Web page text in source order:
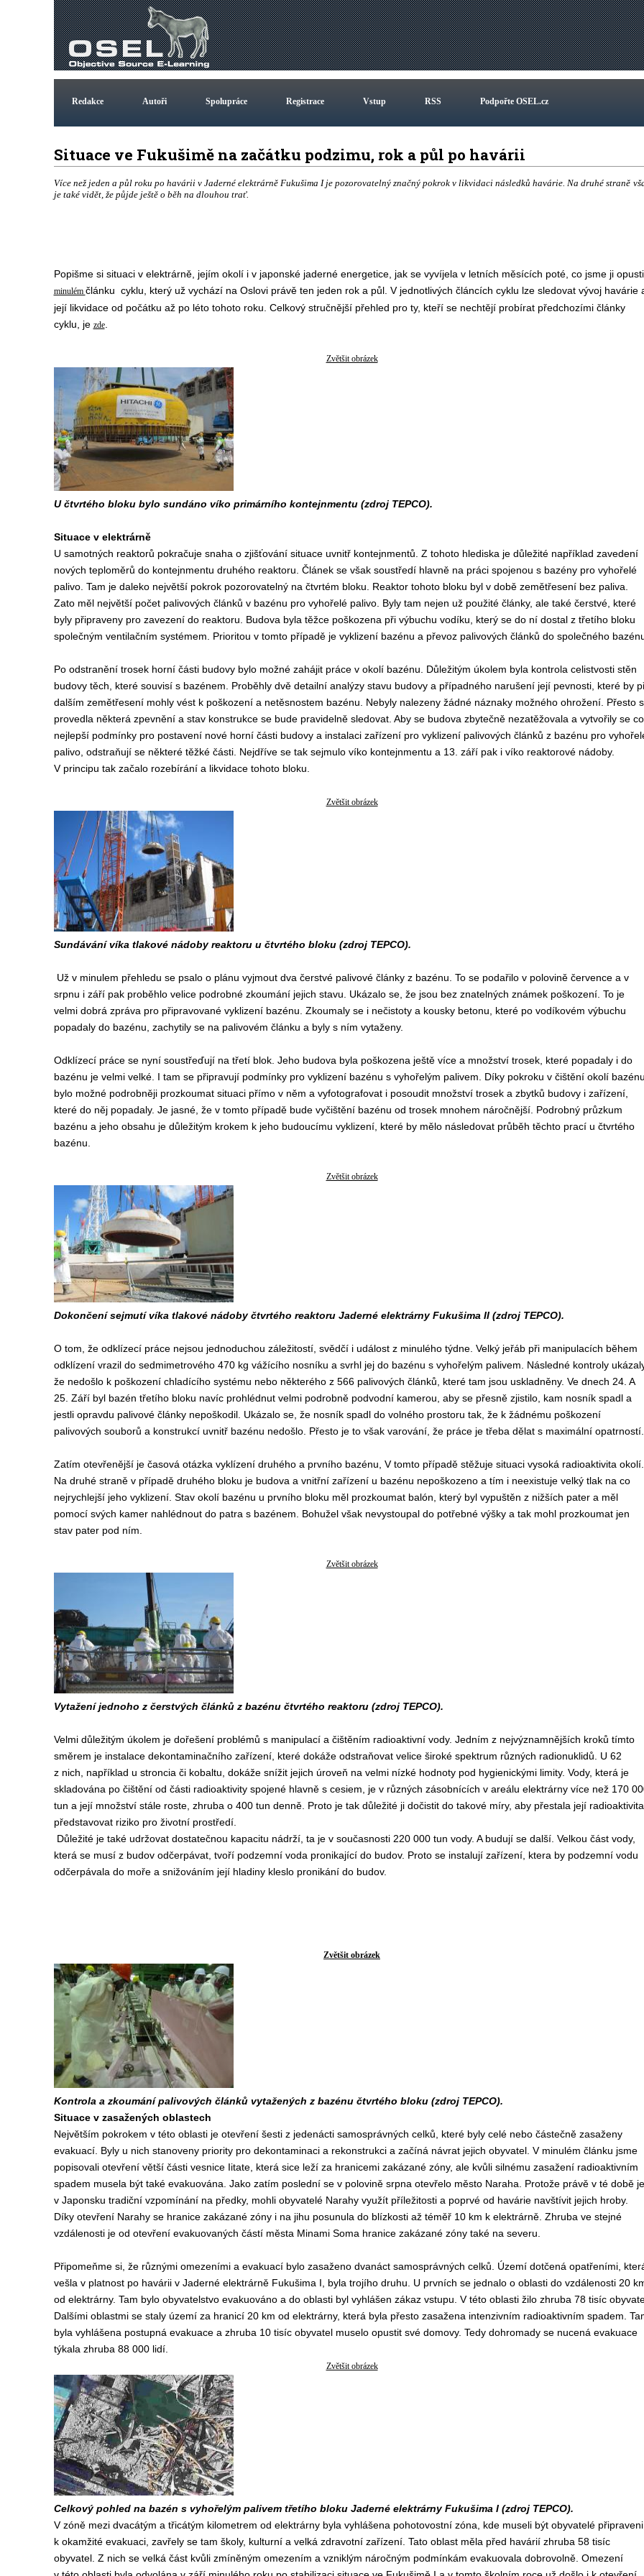
Redakce Autoři Spolupráce Registrace Vstup RSS Podpořte OSEL.cz
Situace ve Fukušimě na začátku podzimu, rok a půl po havárii
Více než jeden a půl roku po havárii v Jaderné elektrárně Fukušima I je pozorovatelný značný pokrok v likvidaci následků havárie. Na druhé straně
je také vidět, že půjde ještě o běh na dlouhou trať.
Popišme si situaci v elektrárně, jejím okolí i v japonské jaderné energetice, jak se vyvíjela v letních měsících poté, co jsme ji
minulém článku cyklu, který už vychází na Oslovi právě ten jeden rok a půl. V jednotlivých článcích cyklu lze sledovat vývoj havárie
její likvidace od počátku až po léto tohoto roku. Celkový stručnější přehled pro ty, kteří se nechtějí probírat předchozími články
cyklu, je zde.
Zvětšit obrázek
U čtvrtého bloku bylo sundáno víko primárního kontejnmentu (zdroj TEPCO).
Situace v elektrárně
U samotných reaktorů pokračuje snaha o zjišťování situace uvnitř kontejnmentů. Z tohoto hlediska je důležité například zavedení
nových teploměrů do kontejnmentu druhého reaktoru. Článek se však soustředí hlavně na práci spojenou s bazény pro vyhořelé
palivo. Tam je daleko největší pokrok pozorovatelný na čtvrtém bloku. Reaktor tohoto bloku byl v době zemětřesení bez paliva.
Zato měl největší počet palivových článků v bazénu pro vyhořelé palivo. Byly tam nejen už použité články, ale také čerstvé, které
byly připraveny pro zavezení do reaktoru. Budova byla těžce poškozena při výbuchu vodíku, který se do ní dostal z třetího bloku
společným ventilačním systémem. Prioritou v tomto případě je vyklizení bazénu a převoz palivových článků do společného
Po odstranění trosek horní části budovy bylo možné zahájit práce v okolí bazénu. Důležitým úkolem byla kontrola celistvosti stěn
budovy těch, které souvisí s bazénem. Proběhly dvě detailní analýzy stavu budovy a případného narušení její pevnosti, které by
dalším zemětřesení mohly vést k poškození a netěsnostem bazénu. Nebyly nalezeny žádné náznaky možného ohrožení. Přesto
provedla některá zpevnění a stav konstrukce se bude pravidelně sledovat. Aby se budova zbytečně nezatěžovala a vytvořily se co
nejlepší podmínky pro postavení nové horní části budovy a instalaci zařízení pro vyklizení palivových článků z bazénu pro
palivo, odstraňují se některé těžké části. Nejdříve se tak sejmulo víko kontejnmentu a 13. září pak i víko reaktorové nádoby.
V principu tak začalo rozebírání a likvidace tohoto bloku.
Zvětšit obrázek
Sundávání víka tlakové nádoby reaktoru u čtvrtého bloku (zdroj TEPCO).
Už v minulem přehledu se psalo o plánu vyjmout dva čerstvé palivové články z bazénu. To se podařilo v polovině července a v
srpnu i září pak proběhlo velice podrobné zkoumání jejich stavu. Ukázalo se, že jsou bez znatelných známek poškození. To je
velmi dobrá zpráva pro připravované vyklizení bazénu. Zkoumaly se i nečistoty a kousky betonu, které po vodíkovém výbuchu
popadaly do bazénu, zachytily se na palivovém článku a byly s ním vytaženy.
Odklízecí práce se nyní soustřeďují na třetí blok. Jeho budova byla poškozena ještě více a množství trosek, které popadaly i do
bazénu je velmi velké. I tam se připravují podmínky pro vyklizení bazénu s vyhořelým palivem. Díky pokroku v čištění okolí bazénu
bylo možné podrobněji prozkoumat situaci přímo v něm a vyfotografovat i posoudit množství trosek a zbytků budovy i zařízení,
které do něj popadaly. Je jasné, že v tomto případě bude vyčištění bazénu od trosek mnohem náročnější. Podrobný průzkum
bazénu a jeho obsahu je důležitým krokem k jeho budoucímu vyklizení, které by mělo následovat průběh těchto prací u čtvrtého
bazénu.
Zvětšit obrázek
Dokončení sejmutí víka tlakové nádoby čtvrtého reaktoru Jaderné elektrárny Fukušima II (zdroj TEPCO).
O tom, že odklízecí práce nejsou jednoduchou záležitostí, svědčí i událost z minulého týdne. Velký jeřáb při manipulacích během
odklízení vrazil do sedmimetrového 470 kg vážícího nosníku a svrhl jej do bazénu s vyhořelým palivem. Následné kontroly
že nedošlo k poškození chladícího systému nebo některého z 566 palivových článků, které tam jsou uskladněny. Ve dnech 24. A
25. Září byl bazén třetího bloku navíc prohlédnut velmi podrobně podvodní kamerou, aby se přesně zjistilo, kam nosník spadl a
jestli opravdu palivové články nepoškodil. Ukázalo se, že nosník spadl do volného prostoru tak, že k žádnému poškození
palivových souborů a konstrukcí uvnitř bazénu nedošlo. Přesto je to však varování, že práce je třeba dělat s maximální opatrností.
Zatím otevřenější je časová otázka vyklízení druhého a prvního bazénu, V tomto případě stěžuje situaci vysoká radioaktivita okolí.
Na druhé straně v případě druhého bloku je budova a vnitřní zařízení u bazénu nepoškozeno a tím i neexistuje velký tlak na co
nejrychlejší jeho vyklizení. Stav okolí bazénu u prvního bloku měl prozkoumat balón, který byl vypuštěn z nižších pater a měl
pomocí svých kamer nahlédnout do patra s bazénem. Bohužel však nevystoupal do potřebné výšky a tak mohl prozkoumat jen
stav pater pod ním.
Zvětšit obrázek
Vytažení jednoho z čerstvých článků z bazénu čtvrtého reaktoru (zdroj TEPCO).
Velmi důležitým úkolem je dořešení problémů s manipulací a čištěním radioaktivní vody. Jedním z nejvýznamnějších kroků tímto
směrem je instalace dekontaminačního zařízení, které dokáže odstraňovat velice široké spektrum různých radionuklidů. U 62
z nich, například u stroncia či kobaltu, dokáže snížit jejich úroveň na velmi nízké hodnoty pod hygienickými limity. Vody, která je
skladována po čištění od části radioaktivity spojené hlavně s cesiem, je v různých zásobnících v areálu elektrárny více než 170
tun a její množství stále roste, zhruba o 400 tun denně. Proto je tak důležité ji dočistit do takové míry, aby přestala její radioaktivita
představovat riziko pro životní prostředí.
Důležité je také udržovat dostatečnou kapacitu nádrží, ta je v současnosti 220 000 tun vody. A budují se další. Velkou část vody,
která se musí z budov odčerpávat, tvoří podzemní voda pronikající do budov. Proto se instalují zařízení, ktera by podzemní vodu
odčerpávala do moře a snižováním její hladiny kleslo pronikání do budov.
Zvětšit obrázek
Kontrola a zkoumání palivových článků vytažených z bazénu čtvrtého bloku (zdroj TEPCO).
Situace v zasažených oblastech
Největším pokrokem v této oblasti je otevření šesti z jedenácti samosprávných celků, které byly celé nebo částečně zasaženy
evakuací. Byly u nich stanoveny priority pro dekontaminaci a rekonstrukci a začíná návrat jejich obyvatel. V minulém článku jsme
popisovali otevření větší části vesnice Iitate, která sice leží za hranicemi zakázané zóny, ale kvůli silnému zasažení radioaktivním
spadem musela být také evakuována. Jako zatím poslední se v polovině srpna otevřelo město Naraha. Protože právě v té době je
v Japonsku tradiční vzpomínání na předky, mohli obyvatelé Narahy využít příležitosti a poprvé od havárie navštívit jejich hroby.
Díky otevření Narahy se hranice zakázané zóny i na jihu posunula do blízkosti až téměř 10 km k elektrárně. Zhruba ve stejné
vzdálenosti je od otevření evakuovaných částí města Minami Soma hranice zakázané zóny také na severu.
Připomeňme si, že různými omezeními a evakuací bylo zasaženo dvanáct samosprávných celků. Území dotčená opatřeními,
vešla v platnost po havárii v Jaderné elektrárně Fukušima I, byla trojího druhu. U prvních se jednalo o oblasti do vzdálenosti 20
od elektrárny. Tam bylo obyvatelstvo evakuováno a do oblasti byl vyhlášen zákaz vstupu. V této oblasti žilo zhruba 78 tisíc
Dalšími oblastmi se staly území za hranicí 20 km od elektrárny, která byla přesto zasažena intenzivním radioaktivním spadem.
byla vyhlášena postupná evakuace a zhruba 10 tisíc obyvatel muselo opustit své domovy. Tedy dohromady se nucená evakuace
týkala zhruba 88 000 lidí.
Zvětšit obrázek
Celkový pohled na bazén s vyhořelým palivem třetího bloku Jaderné elektrárny Fukušima I (zdroj TEPCO).
V zóně mezi dvacátým a třicátým kilometrem od elektrárny byla vyhlášena pohotovostní zóna, kde museli být obyvatelé připraveni
k okamžité evakuaci, zavřely se tam školy, kulturní a velká zdravotní zařízení. Tato oblast měla před havárií zhruba 58 tisíc
obyvatel. Z nich se velká část kvůli zmíněným omezením a vzniklým náročným podmínkám evakuovala dobrovolně. Omezení